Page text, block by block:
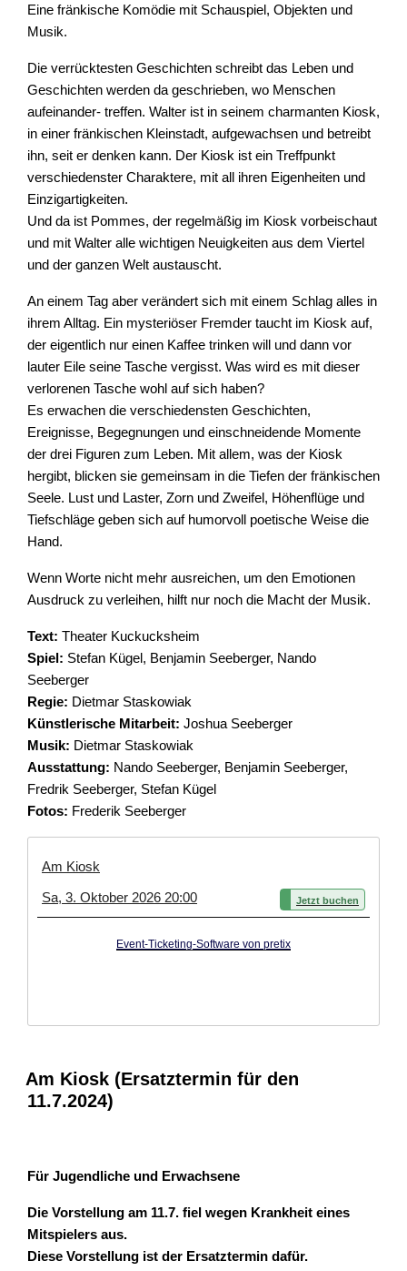
Eine fränkische Komödie mit Schauspiel, Objekten und
Musik.
Die verrücktesten Geschichten schreibt das Leben und
Geschichten werden da geschrieben, wo Menschen
aufeinander- treffen. Walter ist in seinem charmanten Kiosk,
in einer fränkischen Kleinstadt, aufgewachsen und betreibt
ihn, seit er denken kann. Der Kiosk ist ein Treffpunkt
verschiedenster Charaktere, mit all ihren Eigenheiten und
Einzigartigkeiten.
Und da ist Pommes, der regelmäßig im Kiosk vorbeischaut
und mit Walter alle wichtigen Neuigkeiten aus dem Viertel
und der ganzen Welt austauscht.
An einem Tag aber verändert sich mit einem Schlag alles in
ihrem Alltag. Ein mysteriöser Fremder taucht im Kiosk auf,
der eigentlich nur einen Kaffee trinken will und dann vor
lauter Eile seine Tasche vergisst. Was wird es mit dieser
verlorenen Tasche wohl auf sich haben?
Es erwachen die verschiedensten Geschichten,
Ereignisse, Begegnungen und einschneidende Momente
der drei Figuren zum Leben. Mit allem, was der Kiosk
hergibt, blicken sie gemeinsam in die Tiefen der fränkischen
Seele. Lust und Laster, Zorn und Zweifel, Höhenflüge und
Tiefschläge geben sich auf humorvoll poetische Weise die
Hand.
Wenn Worte nicht mehr ausreichen, um den Emotionen
Ausdruck zu verleihen, hilft nur noch die Macht der Musik.
Text: Theater Kuckucksheim
Spiel: Stefan Kügel, Benjamin Seeberger, Nando
Seeberger
Regie: Dietmar Staskowiak
Künstlerische Mitarbeit: Joshua Seeberger
Musik: Dietmar Staskowiak
Ausstattung: Nando Seeberger, Benjamin Seeberger,
Fredrik Seeberger, Stefan Kügel
Fotos: Frederik Seeberger
Am Kiosk
Sa, 3. Oktober 2026 20:00
Jetzt buchen
Event-Ticketing-Software von pretix
Am Kiosk (Ersatztermin für den
11.7.2024)
Für Jugendliche und Erwachsene
Die Vorstellung am 11.7. fiel wegen Krankheit eines
Mitspielers aus.
Diese Vorstellung ist der Ersatztermin dafür.